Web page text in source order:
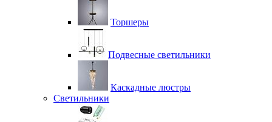
Торшеры
Подвесные светильники
Каскадные люстры
Светильники